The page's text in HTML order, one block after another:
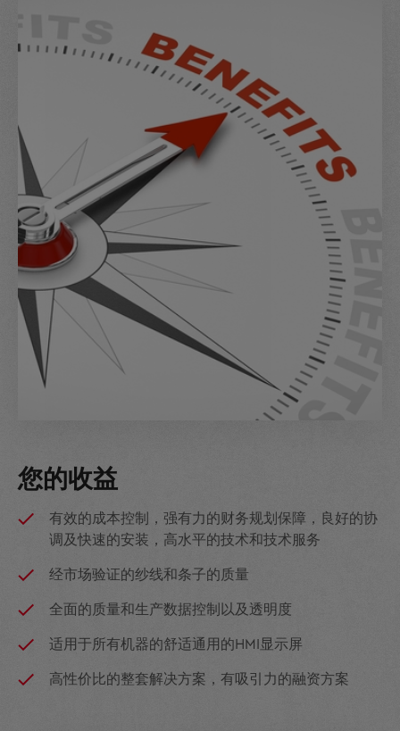
您的收益
有效的成本控制，强有力的财务规划保障，良好的协
调及快速的安装，高水平的技术和技术服务
经市场验证的纱线和条子的质量
全面的质量和生产数据控制以及透明度
适用于所有机器的舒适通用的HMI显示屏
高性价比的整套解决方案，有吸引力的融资方案